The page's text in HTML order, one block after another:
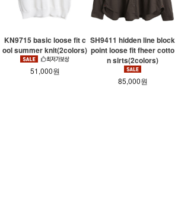
KN9715 basic loose fit c
ool summer knit(2colors)
51,000원
SH9411 hidden line block
point loose fit fheer cotto
n sirts(2colors)
85,000원